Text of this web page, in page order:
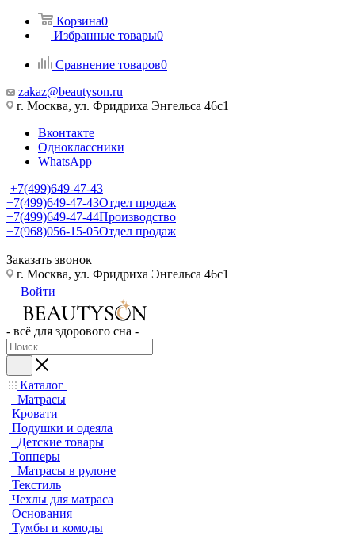
Корзина0
Избранные товары0
Сравнение товаров0
zakaz@beautyson.ru
г. Москва, ул. Фридриха Энгельса 46с1
Вконтакте
Одноклассники
WhatsApp
+7(499)649-47-43
+7(499)649-47-43Отдел продаж
+7(499)649-47-44Производство
+7(968)056-15-05Отдел продаж
Заказать звонок
г. Москва, ул. Фридриха Энгельса 46с1
Войти
- всё для здорового сна -
Каталог
Матрасы
Кровати
Подушки и одеяла
Детские товары
Топперы
Матрасы в рулоне
Текстиль
Чехлы для матраса
Основания
Тумбы и комоды